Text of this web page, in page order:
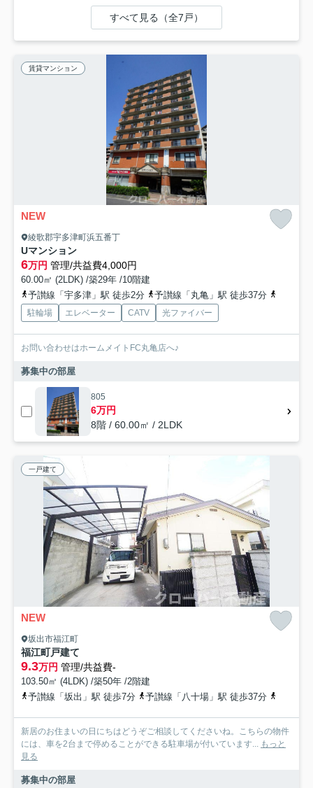
すべて見る（全7戸）
賃貸マンション
NEW
綾歌郡宇多津町浜五番丁
Uマンション
6万円 管理/共益費4,000円
60.00㎡ (2LDK) /築29年 /10階建
予讃線「宇多津」駅 徒歩2分
予讃線「丸亀」駅 徒歩37分
駐輪場 エレベーター CATV 光ファイバー
お問い合わせはホームメイトFC丸亀店へ♪
募集中の部屋
805
6万円
8階 / 60.00㎡ / 2LDK
一戸建て
NEW
坂出市福江町
福江町戸建て
9.3万円 管理/共益費-
103.50㎡ (4LDK) /築50年 /2階建
予讃線「坂出」駅 徒歩7分
予讃線「八十場」駅 徒歩37分
新居のお住まいの日にちはどうぞご相談してくださいね。こちらの物件
には、車を2台まで停めることができる駐車場が付いています...
もっと
見る
募集中の部屋